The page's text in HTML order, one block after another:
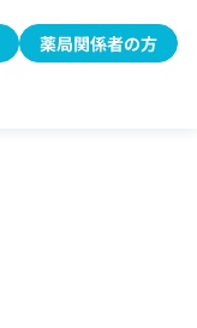
薬局関係者の方